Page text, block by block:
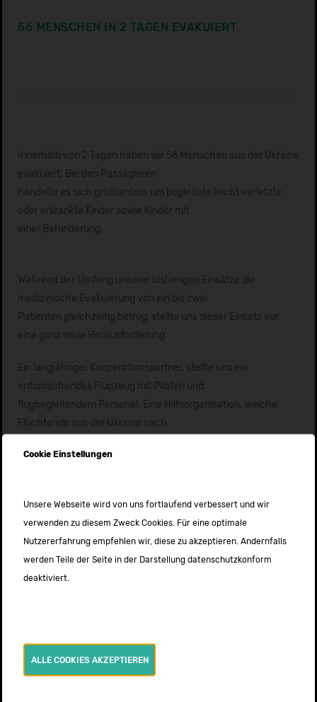
56 MENSCHEN IN 2 TAGEN EVAKUIERT
Innerhalb von 2 Tagen haben wir 56 Menschen aus der Ukraine
evakuiert. Bei den Passagieren
handelte es sich größtenteils um begleitete leicht verletzte
oder erkrankte Kinder sowie Kinder mit
einer Behinderung.
Während der Umfang unserer bisherigen Einsätze die
medizinische Evakuierung von ein bis zwei
Patienten gleichzeitig betrug, stellte uns dieser Einsatz vor
eine ganz neue Herausforderung.
Ein langjähriger Kooperationspartner, stellte uns ein
entsprechendes Flugzeug mit Piloten und
flugbegleitendem Personal. Eine Hilfsorganisation, welche
Flüchtende aus der Ukraine nach
weiterführenden Evakuierung nach
Am Montag startete das erste Flugzeug mit einer
ehrenamtlichen Crew der Deutschen Flug-Ambulanz
und flog 29 Personen von Moldawien nach Dortmund. Von dort
aus wurden die Passagiere mithilfe
Bochum transportiert.
Am Dienstag startete das zweite Flugzeug mit einer
Cookie Einstellungen
Unsere Webseite wird von uns fortlaufend verbessert und wir
verwenden zu diesem Zweck Cookies. Für eine optimale
Nutzererfahrung empfehlen wir, diese zu akzeptieren. Andernfalls
werden Teile der Seite in der Darstellung datenschutzkonform
deaktiviert.
ALLE COOKIES AKZEPTIEREN